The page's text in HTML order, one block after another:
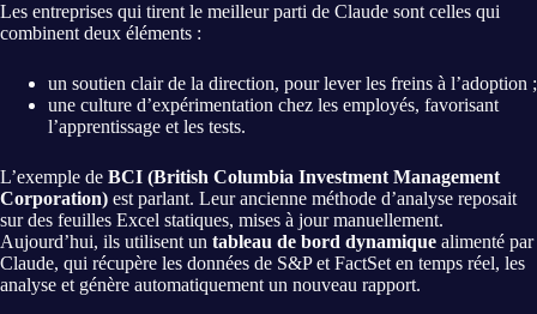
Les entreprises qui tirent le meilleur parti de Claude sont celles qui
combinent deux éléments :
un soutien clair de la direction, pour lever les freins à l’adoption ;
une culture d’expérimentation chez les employés, favorisant
l’apprentissage et les tests.
L’exemple de BCI (British Columbia Investment Management
Corporation) est parlant. Leur ancienne méthode d’analyse reposait
sur des feuilles Excel statiques, mises à jour manuellement.
Aujourd’hui, ils utilisent un tableau de bord dynamique alimenté par
Claude, qui récupère les données de S&P et FactSet en temps réel, les
analyse et génère automatiquement un nouveau rapport.